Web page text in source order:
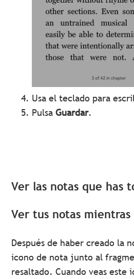
Usa el teclado para
PulsaGuardar.
Ver las notas que has
Ver tus notas mientras
Después de haber creado la
icono de nota junto al
resaltado. Cuando veas este